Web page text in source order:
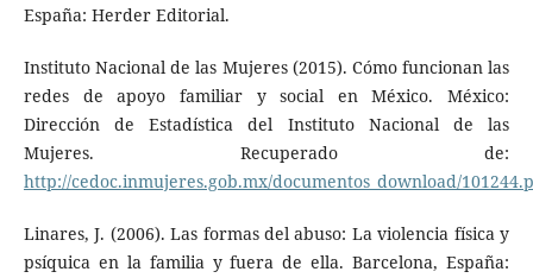
España: Herder Editorial.
Instituto Nacional de las Mujeres (2015). Cómo funcionan las
redes de apoyo familiar y social en México. México:
Dirección de Estadística del Instituto Nacional de las
Mujeres. Recuperado de:
http://cedoc.inmujeres.gob.mx/documentos_download/
Linares, J. (2006). Las formas del abuso: La violencia física y
psíquica en la familia y fuera de ella. Barcelona, España: